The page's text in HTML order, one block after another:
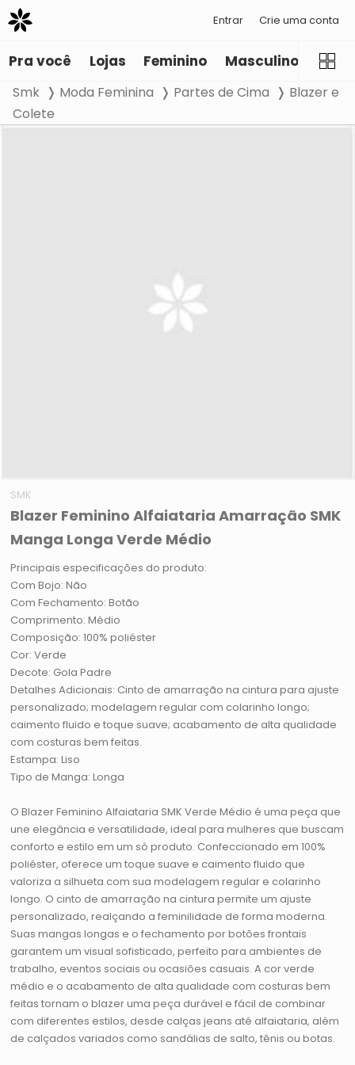
Entrar Crie uma conta
Pra você Lojas Feminino Masculino
Smk Moda Feminina Partes de Cima
Blazer e
Colete
SMK
Blazer Feminino Alfaiataria Amarração SMK
Manga Longa Verde Médio
Principais especificações do produto:
Com Bojo: Não
Com Fechamento: Botão
Comprimento: Médio
Composição: 100% poliéster
Cor: Verde
Decote: Gola Padre
Detalhes Adicionais: Cinto de amarração na cintura para ajuste
personalizado; modelagem regular com colarinho longo;
caimento fluido e toque suave; acabamento de alta qualidade
com costuras bem feitas.
Estampa: Liso
Tipo de Manga: Longa
O Blazer Feminino Alfaiataria SMK Verde Médio é uma peça que
une elegância e versatilidade, ideal para mulheres que buscam
conforto e estilo em um só produto. Confeccionado em 100%
poliéster, oferece um toque suave e caimento fluido que
valoriza a silhueta com sua modelagem regular e colarinho
longo. O cinto de amarração na cintura permite um ajuste
personalizado, realçando a feminilidade de forma moderna.
Suas mangas longas e o fechamento por botões frontais
garantem um visual sofisticado, perfeito para ambientes de
trabalho, eventos sociais ou ocasiões casuais. A cor verde
médio e o acabamento de alta qualidade com costuras bem
feitas tornam o blazer uma peça durável e fácil de combinar
com diferentes estilos, desde calças jeans até alfaiataria, além
de calçados variados como sandálias de salto, tênis ou botas.